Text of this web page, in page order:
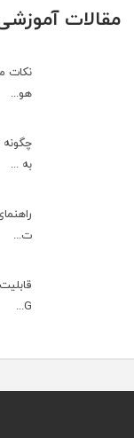
مقالات
نکات
هو...
به ...
ت...
G...